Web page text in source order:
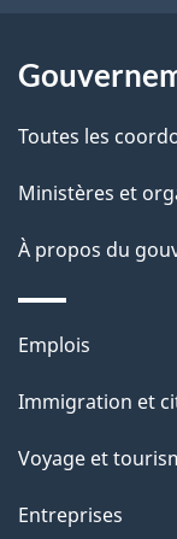
u
n
t
a
g
e
a
t
i
n
s
r
c
t
t
Toutes les
Ministères et
À propos du
Thèmes
sujets
Emplois
Immigration et
Voyage et
Entreprises